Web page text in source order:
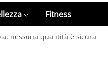
Fitness
nessuna quantità è sicura